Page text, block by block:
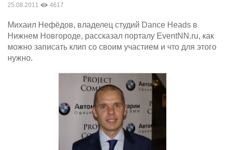
25.08.2011 4617
Михаил Нефёдов, владелец студий Dance Heads в
Нижнем Новгороде, рассказал порталу EventNN.ru, как
можно записать клип со своим участием и что для этого
нужно.